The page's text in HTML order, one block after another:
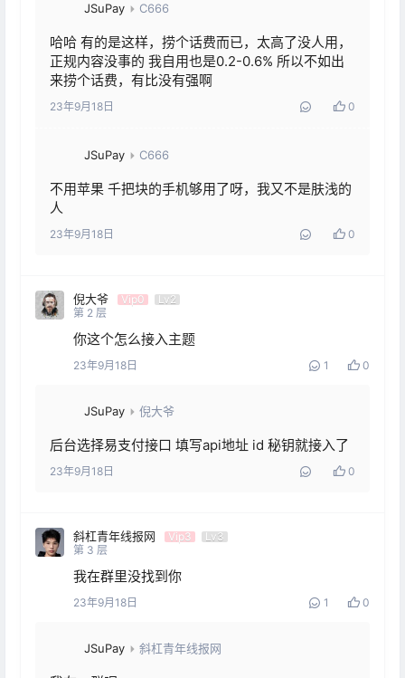
JSuPay C666
哈哈 有的是这样，捞个话费而已，太高了没人用，
正规内容没事的 我自用也是0.2-0.6% 所以不如出
来捞个话费，有比没有强啊
23年9月18日 0
JSuPay C666
不用苹果 千把块的手机够用了呀，我又不是肤浅的
人
23年9月18日 0
倪大爷 Vip0
Lv2
第 2 层
你这个怎么接入主题
23年9月18日 1 0
JSuPay 倪大爷
后台选择易支付接口 填写api地址 id 秘钥就接入了
23年9月18日 0
斜杠青年线报网 Vip3
Lv3
第 3 层
我在群里没找到你
23年9月18日 1 0
JSuPay 斜杠青年线报网